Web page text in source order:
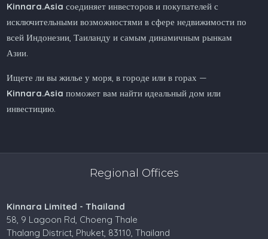
Kinnara.Asia соединяет инвесторов и покупателей с
исключительными возможностями в сфере недвижимости по
всей Индонезии, Таиланду и самым динамичным рынкам
Азии.
Ищете ли вы жилье у моря, в городе или в горах —
Kinnara.Asia поможет вам найти идеальный дом или
инвестицию.
Regional Offices
Kinnara Limited - Thailand
58, 9 Lagoon Rd, Choeng Thale
Thalang District, Phuket, 83110, Thailand